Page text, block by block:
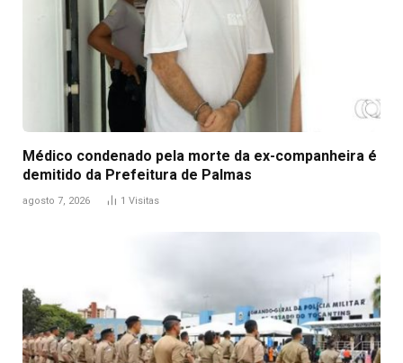
Médico condenado pela morte da ex-companheira é
demitido da Prefeitura de Palmas
agosto 7, 2026 1 Visitas